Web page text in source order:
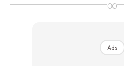
Ads
∞
Ads